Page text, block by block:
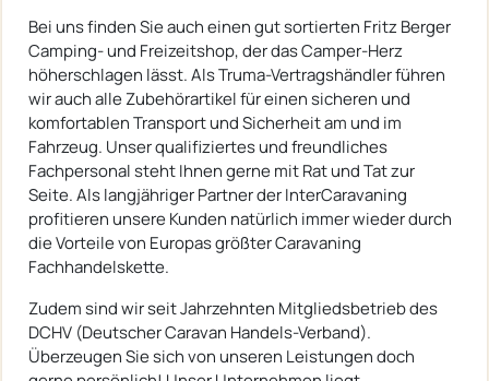
Bei uns finden Sie auch einen gut sortierten Fritz Berger
Camping- und Freizeitshop, der das Camper-Herz
höherschlagen lässt. Als Truma-Vertragshändler führen
wir auch alle Zubehörartikel für einen sicheren und
komfortablen Transport und Sicherheit am und im
Fahrzeug. Unser qualifiziertes und freundliches
Fachpersonal steht Ihnen gerne mit Rat und Tat zur
Seite. Als langjähriger Partner der InterCaravaning
profitieren unsere Kunden natürlich immer wieder durch
die Vorteile von Europas größter Caravaning
Fachhandelskette.
Zudem sind wir seit Jahrzehnten Mitgliedsbetrieb des
DCHV (Deutscher Caravan Handels-Verband).
Überzeugen Sie sich von unseren Leistungen doch